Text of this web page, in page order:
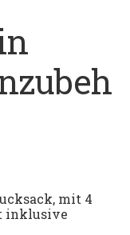
mit 4
inklusive